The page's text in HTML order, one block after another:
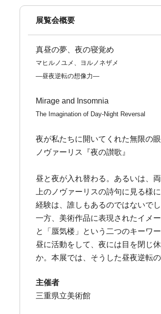
展覧会概要
真昼の夢、夜の寝覚め
マヒルノユメ、ヨルノネザメ
―昼夜逆転の想像力―
Mirage and Insomnia
The Imagination of Day-Night Reversal
夜が私たちに開いてくれた無限の
ノヴァーリス『夜の讃歌』
昼と夜が入れ替わる。あるいは、
上のノヴァーリスの詩句に見る様
経験は、誰しもあるのではないで
一方、美術作品に表現されたイメ
と「蜃気楼」という二つのキーワ
昼に活動をして、夜には目を閉じ
か。本展では、そうした昼夜逆転
主催者
三重県立美術館